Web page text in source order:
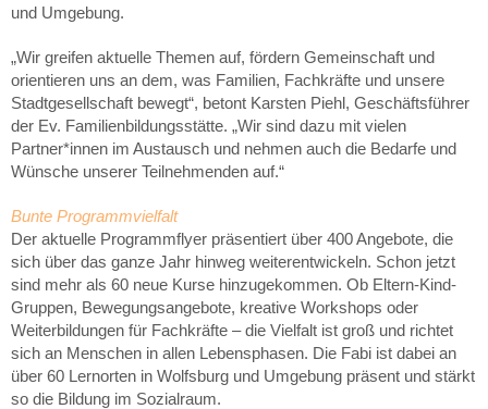
und Umgebung.
„Wir greifen aktuelle Themen auf, fördern Gemeinschaft und
orientieren uns an dem, was Familien, Fachkräfte und unsere
Stadtgesellschaft bewegt“, betont Karsten Piehl, Geschäftsführer
der Ev. Familienbildungsstätte. „Wir sind dazu mit vielen
Partner*innen im Austausch und nehmen auch die Bedarfe und
Wünsche unserer Teilnehmenden auf.“
Bunte Programmvielfalt
Der aktuelle Programmflyer präsentiert über 400 Angebote, die
sich über das ganze Jahr hinweg weiterentwickeln. Schon jetzt
sind mehr als 60 neue Kurse hinzugekommen. Ob Eltern-Kind-
Gruppen, Bewegungsangebote, kreative Workshops oder
Weiterbildungen für Fachkräfte – die Vielfalt ist groß und richtet
sich an Menschen in allen Lebensphasen. Die Fabi ist dabei an
über 60 Lernorten in Wolfsburg und Umgebung präsent und stärkt
so die Bildung im Sozialraum.